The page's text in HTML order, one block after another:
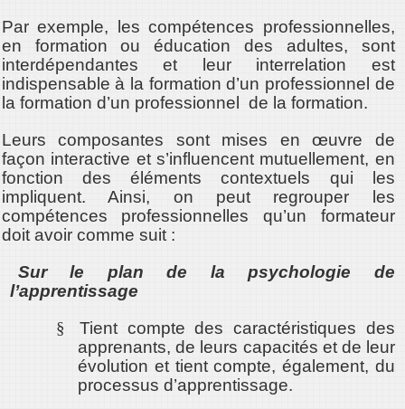
Par exemple, les compétences professionnelles,
en formation ou éducation des adultes, sont
interdépendantes et leur interrelation est
indispensable à la formation d’un professionnel de
la formation d’un professionnel de la formation.
Leurs composantes sont mises en œuvre de
façon interactive et s’influencent mutuellement, en
fonction des éléments contextuels qui les
impliquent. Ainsi, on peut regrouper les
compétences professionnelles qu’un formateur
doit avoir comme suit :
Sur le plan de la psychologie de
l’apprentissage
§
Tient compte des caractéristiques des
apprenants, de leurs capacités et de leur
évolution et tient compte, également, du
processus d’apprentissage.